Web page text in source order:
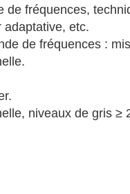
fréquences,
adaptative, etc.
de fréquences :
niveaux de gris